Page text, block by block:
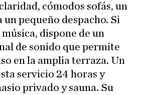
cómodos sofás, un
un pequeño despacho. Si
dispone de un
de sonido que permite
en la amplia terraza. Un
servicio 24 horas y
privado y sauna. Su